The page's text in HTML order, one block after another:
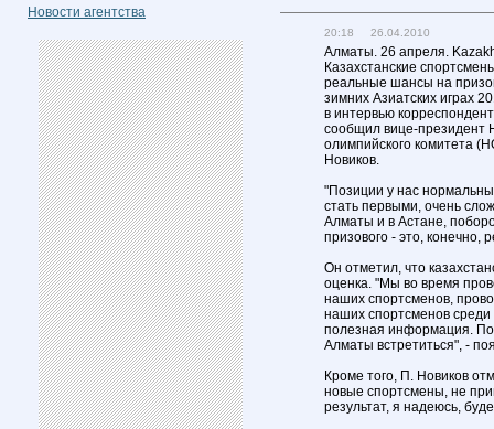
Новости агентства
20:18 26.04.2010
Алматы. 26 апреля.
Казахстанские
реальные шансы на
зимних Азиатских играх
в интервью
сообщил вице-президент
олимпийского комитета
Новиков.
"Позиции у нас
стать первыми, очень
Алматы и в Астане,
призового - это, конечно,
Он отметил, что
оценка. "Мы во время
наших спортсменов,
наших спортсменов среди
полезная информация.
Алматы встретиться", -
Кроме того, П. Новиков
новые спортсмены, не
результат, я надеюсь,